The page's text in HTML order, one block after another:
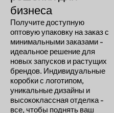
бизнеса
Получите доступную
оптовую упаковку на заказ с
минимальными заказами -
идеальное решение для
новых запусков и растущих
брендов. Индивидуальные
коробки с логотипом,
уникальные дизайны и
высококлассная отделка -
все, чтобы поднять ваш